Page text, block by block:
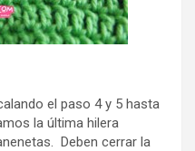
el paso 4 y 5 hasta
la última hilera
Deben cerrar la